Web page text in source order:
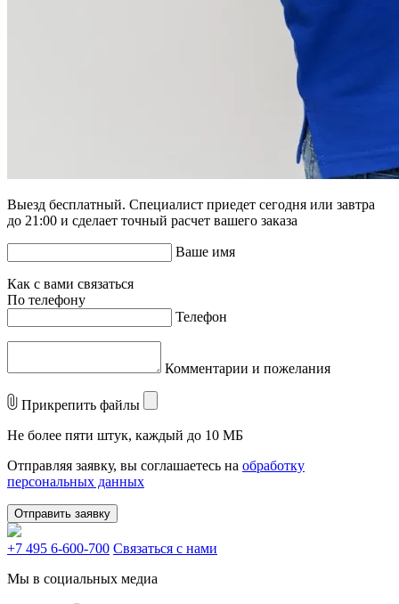
Выезд бесплатный. Специалист приедет сегодня или завтра
до 21:00 и сделает точный расчет вашего заказа
Ваше имя
Как с вами связаться
По телефону
Телефон
Комментарии и пожелания
Прикрепить файлы
Не более пяти штук, каждый до 10 МБ
Отправляя заявку, вы соглашаетесь на обработку
персональных данных
Отправить заявку
+7 495 6-600-700 Связаться с нами
Мы в социальных медиа